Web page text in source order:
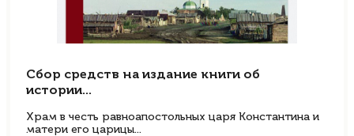
Сбор средств на издание книги об
истории...
Храм в честь равноапостольных царя Константина и
матери его царицы...